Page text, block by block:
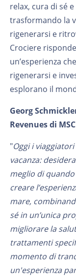
relax, cura di sé
trasformando la
rigenerarsi e
Crociere
un’esperienza
rigenerarsi e
esplorano il
Georg
Revenues di
"Oggi i
vacanza:
meglio di
creare
mare,
sé in un’unica
migliorare la
trattamenti
momento di
un'esperienza